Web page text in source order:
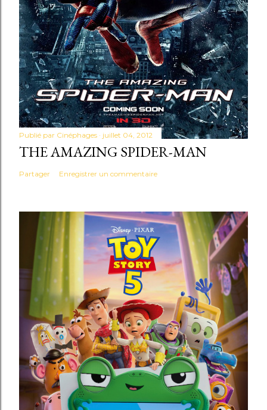
Publié par Cinéphages juillet 04, 2012
THE AMAZING SPIDER-MAN
Partager Enregistrer un commentaire